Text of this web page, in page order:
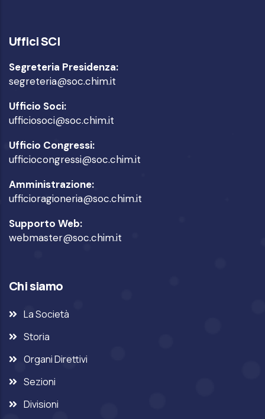
Uffici SCI
Segreteria Presidenza:
segreteria@soc.chim.it
Ufficio Soci:
ufficiosoci@soc.chim.it
Ufficio Congressi:
ufficiocongressi@soc.chim.it
Amministrazione:
ufficioragioneria@soc.chim.it
Supporto Web:
webmaster@soc.chim.it
Chi siamo
La Società
Storia
Organi Direttivi
Sezioni
Divisioni